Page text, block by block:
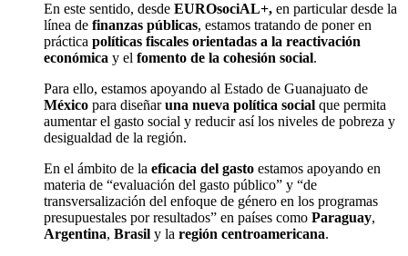
En este sentido, desde EUROsociAL+, en particular desde la
línea de finanzas públicas, estamos tratando de poner en
práctica políticas fiscales orientadas a la reactivación
económica y el fomento de la cohesión social.
Para ello, estamos apoyando al Estado de Guanajuato de
México para diseñaruna nueva política social que permita
aumentar el gasto social y reducir así los niveles de pobreza y
desigualdad de la región.
En el ámbito de la eficacia del gasto estamos apoyando en
materia de “evaluación del gasto público” y “de
transversalización del enfoque de género en los programas
presupuestales por resultados” en países como Paraguay,
Argentina, Brasil y la región centroamericana.